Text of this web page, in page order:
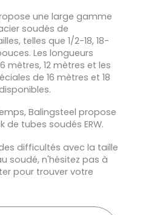
une large gamme
soudés de
telles que 1/2-18, 18-
Les longueurs
mètres, 12 mètres et les
de 16 mètres et 18
Balingsteel propose
de tubes soudés ERW.
difficultés avec la taille
soudé, n'hésitez pas à
pour trouver votre